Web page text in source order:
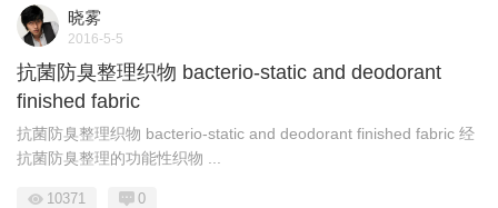
晓雾
2016-5-5
抗菌防臭整理织物 bacterio-static and deodorant
finished fabric
抗菌防臭整理织物 bacterio-static and deodorant finished fabric 经
抗菌防臭整理的功能性织物 ...
10371 0